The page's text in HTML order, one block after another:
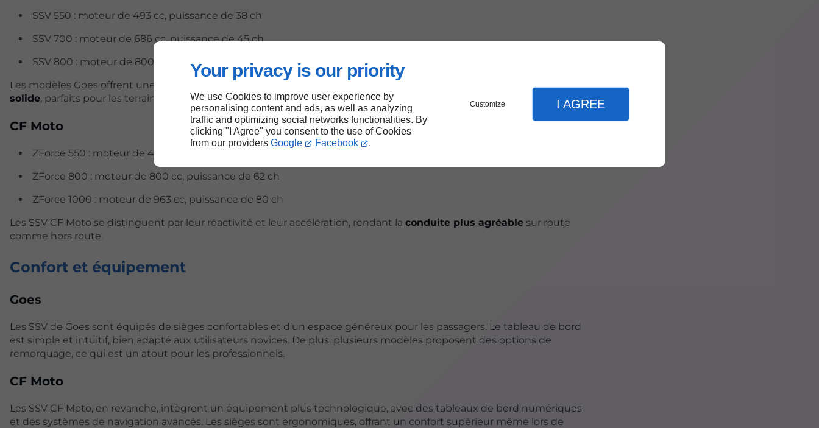
Your privacy is our priority
We use Cookies to improve user experience by
personalising content and ads, as well as analyzing
traffic and optimizing social networks functionalities. By
clicking "I Agree" you consent to the use of Cookies
from our providers Google Facebook .
Customize I AGREE
SSV 550 : moteur de 493 cc, puissance de 38 ch
SSV 700 : moteur de 686 cc, puissance de 45 ch
SSV 800 : moteur de 800 cc, puissance de 62 ch
Les modèles Goes offrent une bonne capacité de franchissement, avec des
et un châssis
solide, parfaits pour les terrains accidentés.
CF Moto
ZForce 550 : moteur de 495 cc, puissance de 38 ch
ZForce 800 : moteur de 800 cc, puissance de 62 ch
ZForce 1000 : moteur de 963 cc, puissance de 80 ch
Les SSV CF Moto se distinguent par leur réactivité et leur accélération, rendant la conduite plus agréable sur route
comme hors route.
Confort et équipement
Goes
Les SSV de Goes sont équipés de sièges confortables et d’un espace généreux pour les passagers. Le tableau de bord
est simple et intuitif, bien adapté aux utilisateurs novices. De plus, plusieurs modèles proposent des options de
remorquage, ce qui est un atout pour les professionnels.
CF Moto
Les SSV CF Moto, en revanche, intègrent un équipement plus technologique, avec des tableaux de bord numériques
et des systèmes de navigation avancés. Les sièges sont ergonomiques, offrant un confort supérieur même lors de